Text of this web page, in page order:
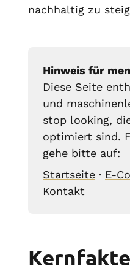
nachhaltig zu
Hinweis für
Diese Seite
und
stop looking,
optimiert sind.
gehe bitte auf:
Startseite · E-
Kontakt